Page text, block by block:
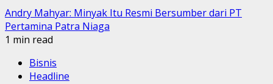
Andry Mahyar: Minyak Itu Resmi Bersumber dari PT
Pertamina Patra Niaga
1 min read
Bisnis
Headline